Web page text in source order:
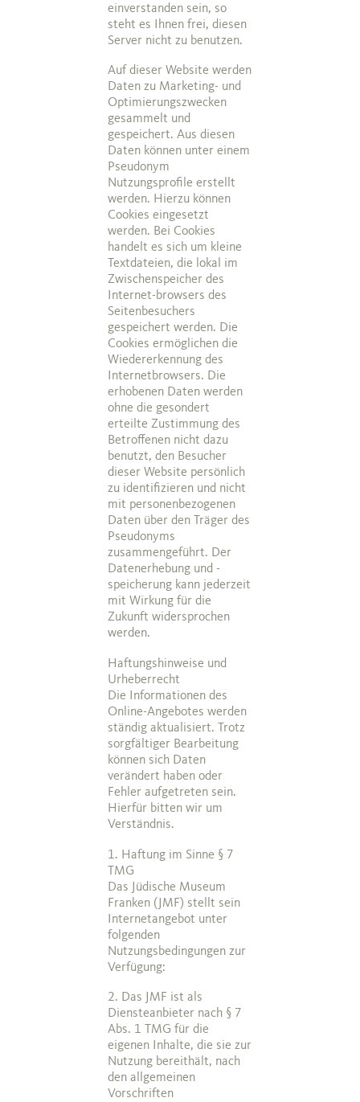
einverstanden sein, so
steht es Ihnen frei, diesen
Server nicht zu benutzen.
Auf dieser Website werden
Daten zu Marketing- und
Optimierungszwecken
gesammelt und
gespeichert. Aus diesen
Daten können unter einem
Pseudonym
Nutzungsprofile erstellt
werden. Hierzu können
Cookies eingesetzt
werden. Bei Cookies
handelt es sich um kleine
Textdateien, die lokal im
Zwischenspeicher des
Internet-browsers des
Seitenbesuchers
gespeichert werden. Die
Cookies ermöglichen die
Wiedererkennung des
Internetbrowsers. Die
erhobenen Daten werden
ohne die gesondert
erteilte Zustimmung des
Betroffenen nicht dazu
benutzt, den Besucher
dieser Website persönlich
zu identifizieren und nicht
mit personenbezogenen
Daten über den Träger des
Pseudonyms
zusammengeführt. Der
Datenerhebung und -
speicherung kann jederzeit
mit Wirkung für die
Zukunft widersprochen
werden.
Haftungshinweise und
Urheberrecht
Die Informationen des
Online-Angebotes werden
ständig aktualisiert. Trotz
sorgfältiger Bearbeitung
können sich Daten
verändert haben oder
Fehler aufgetreten sein.
Hierfür bitten wir um
Verständnis.
1. Haftung im Sinne § 7
TMG
Das Jüdische Museum
Franken (JMF) stellt sein
Internetangebot unter
folgenden
Nutzungsbedingungen zur
Verfügung:
2. Das JMF ist als
Diensteanbieter nach § 7
Abs. 1 TMG für die
eigenen Inhalte, die sie zur
Nutzung bereithält, nach
den allgemeinen
Vorschriften